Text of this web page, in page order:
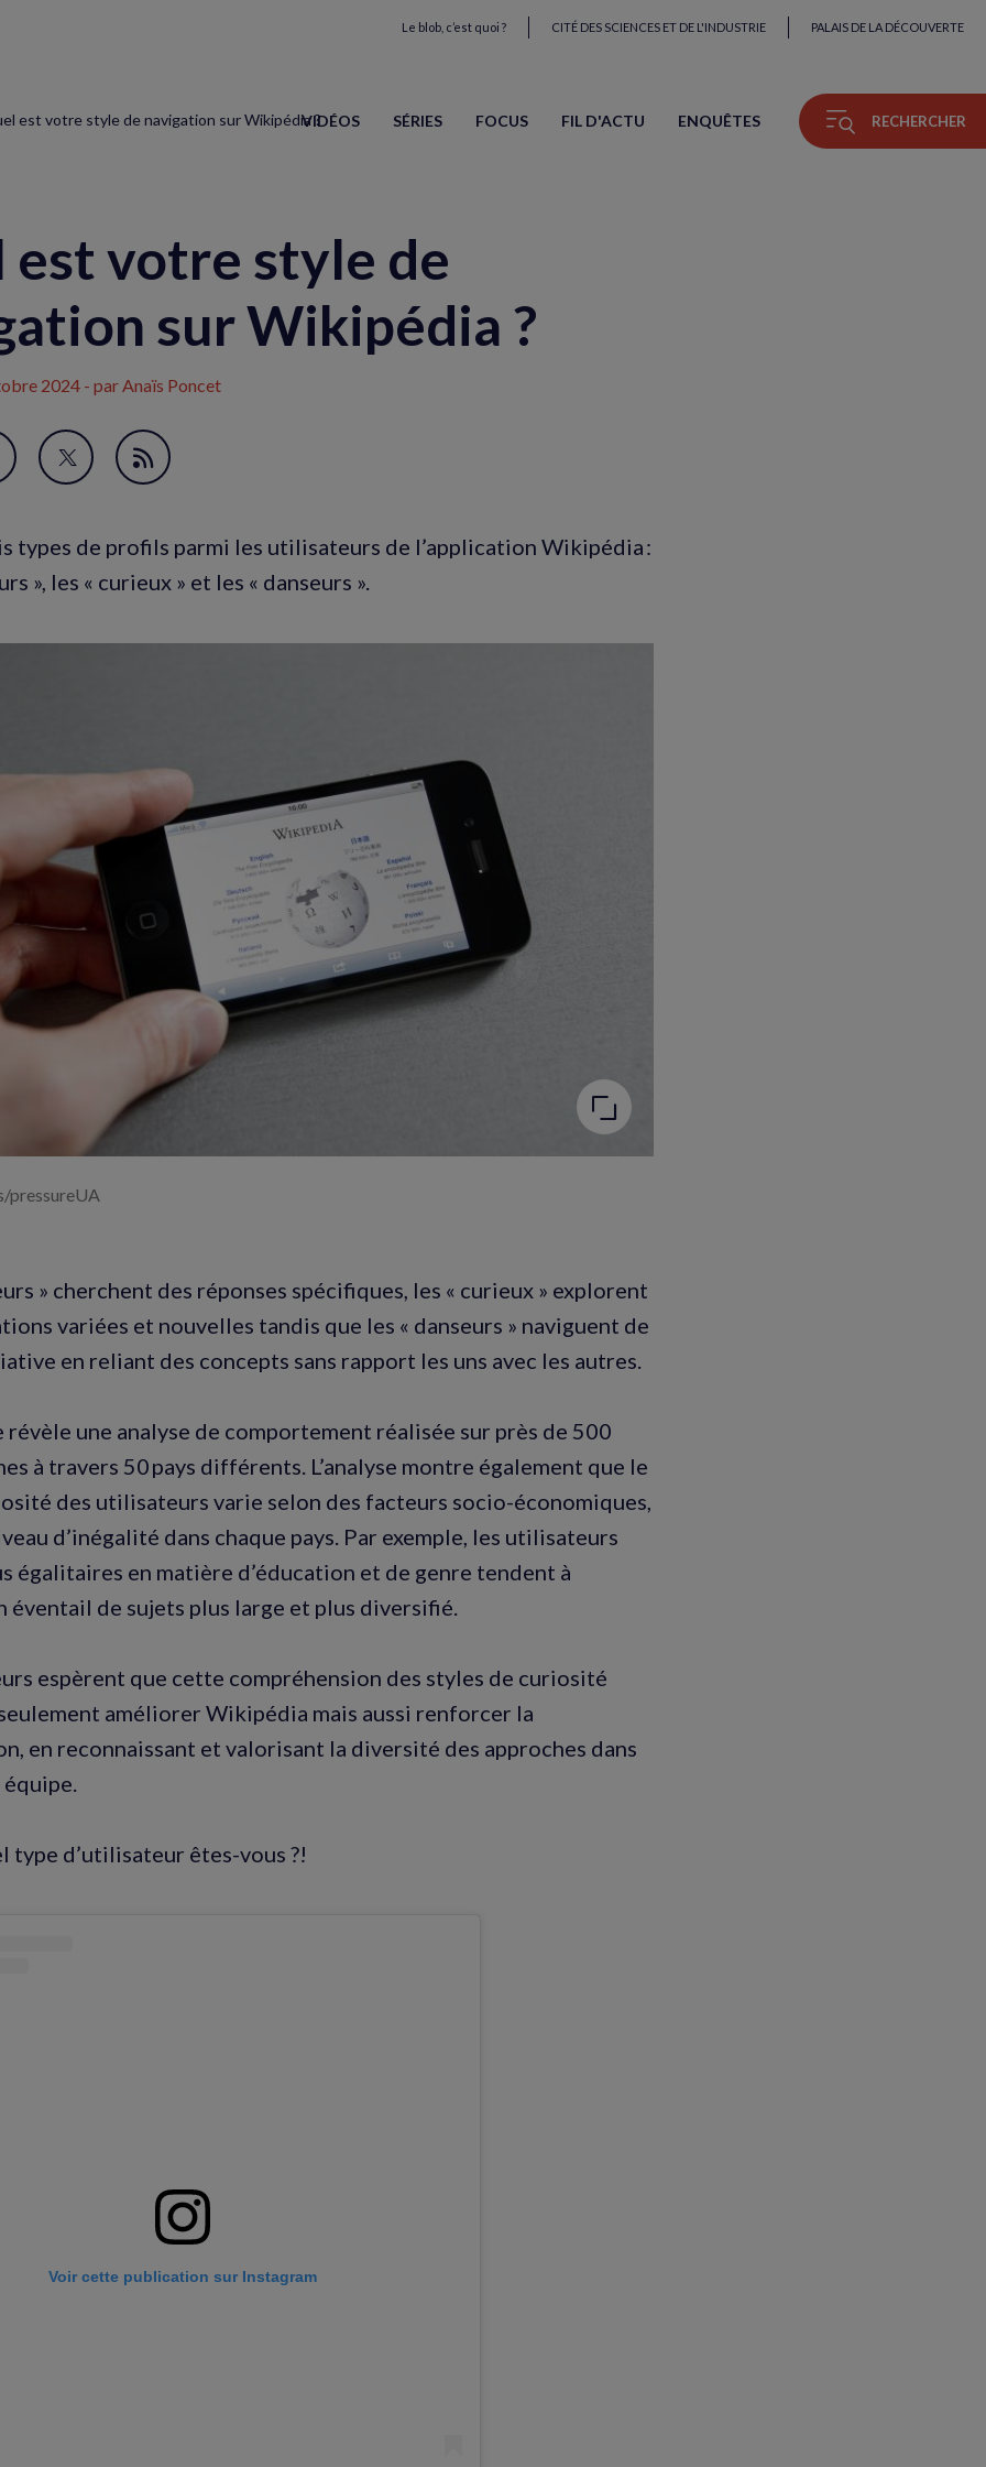
Le blob, c’est quoi ? CITÉ DES SCIENCES ET DE L'INDUSTRIE PALAIS DE LA DÉCOUVERTE
VIDÉOS SÉRIES FOCUS FIL D'ACTU ENQUÊTES RECHERCHER
est votre style de navigation sur Wikipédia ?
est votre style de
sur Wikipédia ?
2024 - par Anaïs Poncet
(nouvelle
Partager
Twitter
(nouvelle
Flux
types de profils parmi les utilisateurs de l’application Wikipédia :
», les « curieux » et les « danseurs ».
Agrandir
l'image
pressureUA
» cherchent des réponses spécifiques, les « curieux » explorent
variées et nouvelles tandis que les « danseurs » naviguent de
en reliant des concepts sans rapport les uns avec les autres.
révèle une analyse de comportement réalisée sur près de 500
à travers 50 pays différents. L’analyse montre également que le
des utilisateurs varie selon des facteurs socio-économiques,
d’inégalité dans chaque pays. Par exemple, les utilisateurs
égalitaires en matière d’éducation et de genre tendent à
éventail de sujets plus large et plus diversifié.
espèrent que cette compréhension des styles de curiosité
améliorer Wikipédia mais aussi renforcer la
en reconnaissant et valorisant la diversité des approches dans
type d’utilisateur êtes-vous ?!
Voir cette publication sur Instagram